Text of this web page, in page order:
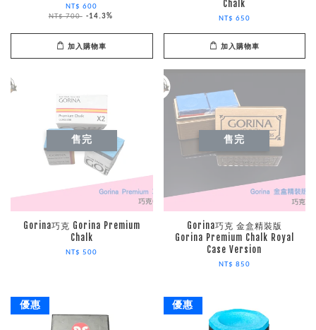
NT$ 600
NT$ 700 -14.3%
加入購物車
Chalk
NT$ 650
加入購物車
售完
Gorina巧克 Gorina Premium
Chalk
NT$ 500
售完
Gorina巧克 金盒精裝版
Gorina Premium Chalk Royal
Case Version
NT$ 850
優惠 優惠